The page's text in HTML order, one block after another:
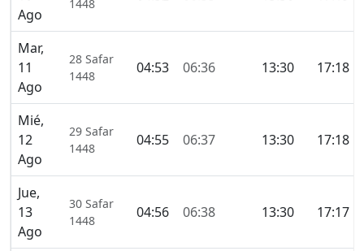
Ago
1448
Mar,
11
Ago
28 Safar
1448
04:53 06:36 13:30 17:18
Mié,
12
Ago
29 Safar
1448
04:55 06:37 13:30 17:18
Jue,
13
Ago
30 Safar
1448
04:56 06:38 13:30 17:17